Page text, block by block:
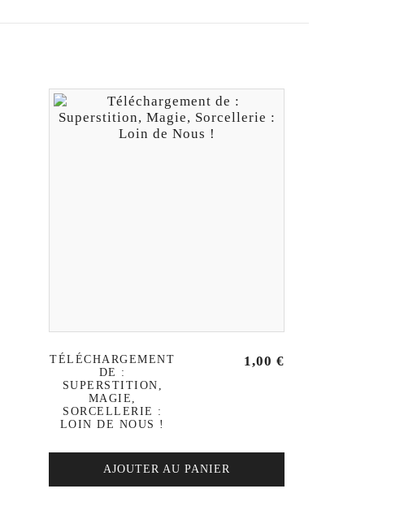
TÉLÉCHARGEMENT
DE :
SUPERSTITION,
MAGIE,
SORCELLERIE :
LOIN DE NOUS !
1,00 €
AJOUTER AU PANIER